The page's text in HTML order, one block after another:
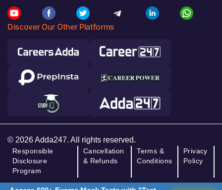
Discover Our Other Platforms
© 2026 Adda247. All rights reserved.
Responsible
Disclosure
Program
Cancellation
& Refunds
Terms &
Conditions
Privacy
Policy